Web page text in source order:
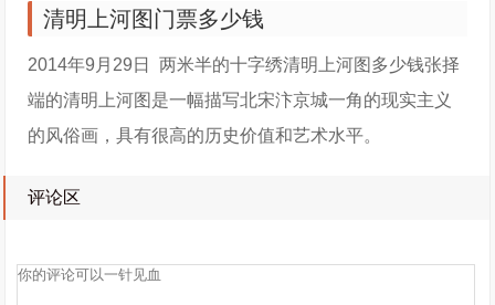
清明上河图门票多少钱
2014年9月29日 两米半的十字绣清明上河图多少钱张择
端的清明上河图是一幅描写北宋汴京城一角的现实主义
的风俗画，具有很高的历史价值和艺术水平。
评论区